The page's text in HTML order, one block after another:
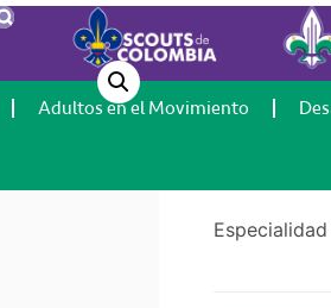
Adultos en el Movimiento